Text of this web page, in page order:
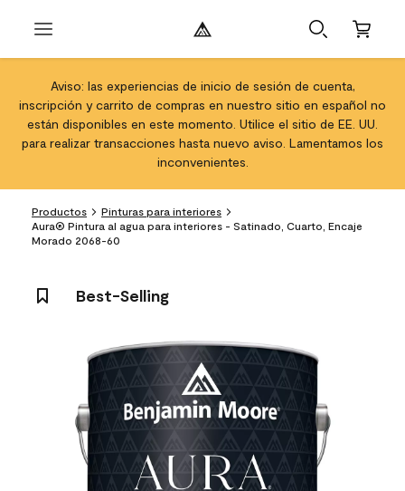
Aviso: las experiencias de inicio de sesión de cuenta,
inscripción y carrito de compras en nuestro sitio en español no
están disponibles en este momento. Utilice el sitio de EE. UU.
para realizar transacciones hasta nuevo aviso. Lamentamos los
inconvenientes.
Productos
Pinturas para interiores
Aura® Pintura al agua para interiores - Satinado, Cuarto, Encaje
Morado 2068-60
Best-Selling